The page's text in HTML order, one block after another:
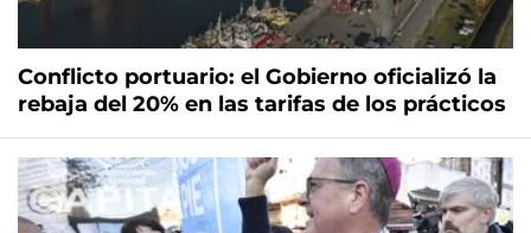
Conflicto portuario: el Gobierno oficializó la
rebaja del 20% en las tarifas de los prácticos